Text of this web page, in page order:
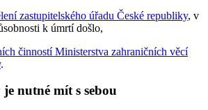
zastupitelského úřadu České republiky, v
k úmrtí došlo,
činností Ministerstva zahraničních věcí
.
nutné mít s sebou